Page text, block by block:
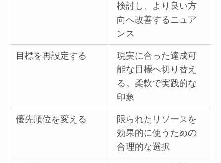
検討し、より良い方
向へ改善するニュア
ンス
目標を再設定する
現実に合った達成可
能な目標へ切り替え
る。柔軟で実践的な
印象
優先順位を変える
限られたリソースを
効果的に使うための
合理的な選択